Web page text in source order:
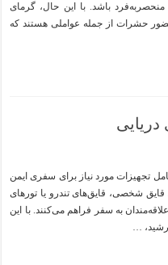
باشد. با این حال، گرمای
حشرات از جمله عواملی هستند که
تجهیزات مورد نیاز برای سفری ایمن
شخصی، قایق‌های تندرو یا تورهای
به سفر فراهم می‌کنند. با این
…